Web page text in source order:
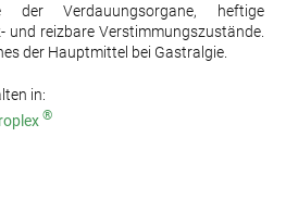
der Verdauungsorgane, heftige
und reizbare Verstimmungszustände.
der Hauptmittel bei Gastralgie.
in:
®